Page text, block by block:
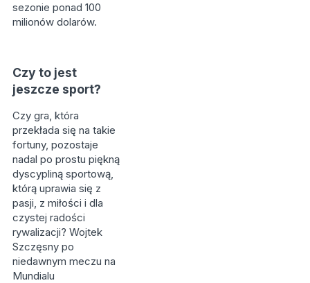
sezonie ponad 100
milionów dolarów.
Czy to jest
jeszcze sport?
Czy gra, która
przekłada się na takie
fortuny, pozostaje
nadal po prostu piękną
dyscypliną sportową,
którą uprawia się z
pasji, z miłości i dla
czystej radości
rywalizacji? Wojtek
Szczęsny po
niedawnym meczu na
Mundialu